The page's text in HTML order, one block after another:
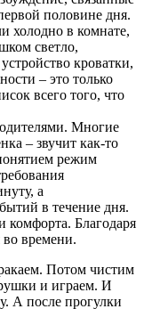
половине дня.
холодно в комнате,
светло,
кроватки,
– это только
всего того, что
Многие
– звучит как-то
режим
а
в течение дня.
комфорта. Благодаря
во времени.
Потом чистим
и играем. И
А после прогулки